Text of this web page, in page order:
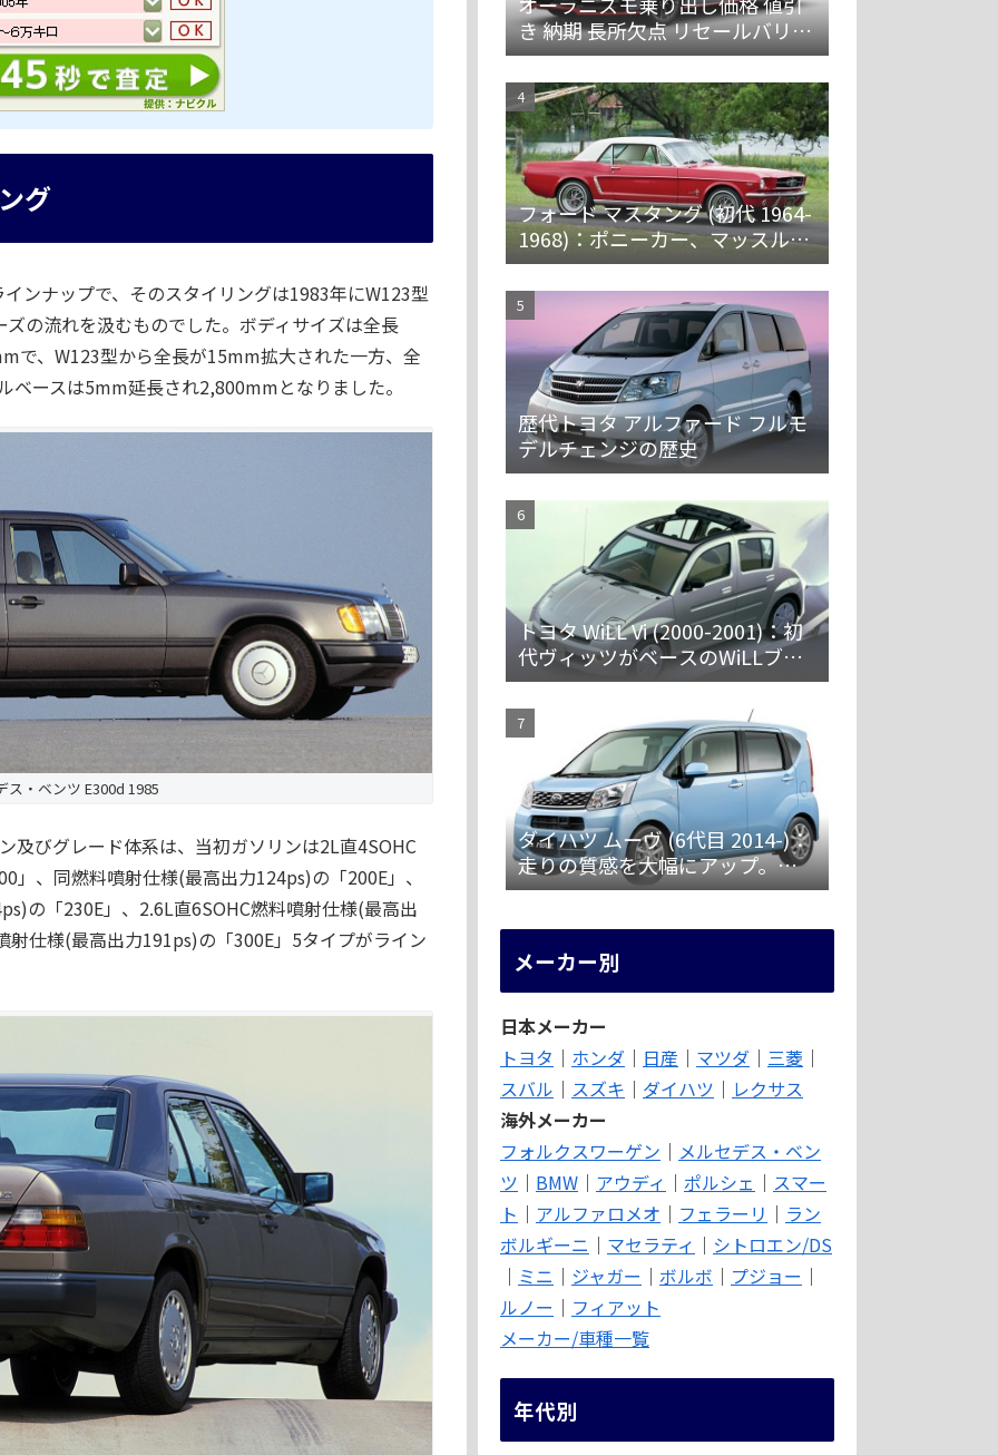
グ
ンナップで、そのスタイリングは1983年にW123型
の流れを汲むものでした。ボディサイズは全長
、W123型から全長が15mm拡大された一方、全
ースは5mm延長され2,800mmとなりました。
ス・ベンツ E300d 1985
及びグレード体系は、当初ガソリンは2L直4SOHC
、同燃料噴射仕様(最高出力124ps)の「200E」、
の「230E」、2.6L直6SOHC燃料噴射仕様(最高出
仕様(最高出力191ps)の「300E」5タイプがライン
き 納期 長所欠点 リセールバリュ
ーを解説
フォード マスタング (初代 1964-
1968)：ポニーカー、マッスルカ
ーの愛称で親しまれ大ヒット
歴代トヨタ アルファード フルモ
デルチェンジの歴史
トヨタ WiLL Vi (2000-2001)：初
代ヴィッツがベースのWiLLブラ
ンド第一弾 [NCP19]
ダイハツ ムーヴ (6代目 2014-)：
走りの質感を大幅にアップ。安
全装備を強化 [LA150/160S]
メーカー別
日本メーカー
トヨタ ｜ ホンダ ｜ 日産 ｜ マツダ ｜ 三菱 ｜
スバル ｜ スズキ ｜ ダイハツ ｜ レクサス
海外メーカー
フォルクスワーゲン ｜ メルセデス・ベン
ツ ｜ BMW ｜ アウディ ｜ ポルシェ ｜ スマー
ト ｜ アルファロメオ ｜ フェラーリ ｜ ラン
ボルギーニ ｜ マセラティ ｜ シトロエン/DS
｜ ミニ ｜ ジャガー ｜ ボルボ ｜ プジョー ｜
ルノー ｜ フィアット
メーカー/車種一覧
年代別